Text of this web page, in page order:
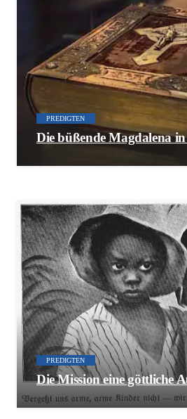
PREDIGTEN
Die büßende Magdalena
PREDIGTEN
Die Mission eine göttliche